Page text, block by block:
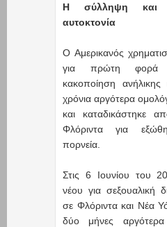
Η σύλληψη και
αυτοκτονία
Ο Αμερικανός
για πρώτη φορά
κακοποίηση
χρόνια αργότερα
και καταδικάστηκε
Φλόριντα για
πορνεία.
Στις 6 Ιουνίου του
νέου για σεξουαλική
σε Φλόριντα και Νέα
δύο μήνες